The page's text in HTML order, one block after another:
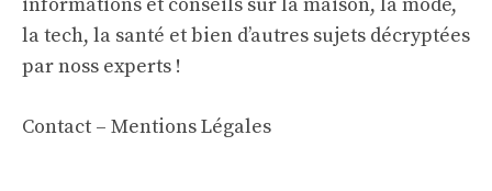
la tech, la santé et bien d’autres sujets décryptées
par noss experts !
Contact – Mentions Légales